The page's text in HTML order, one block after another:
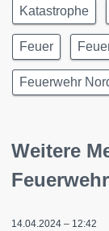
Katastrophe
Feuer
Feuerwehr
Weitere
14.04.2024 – 12:42